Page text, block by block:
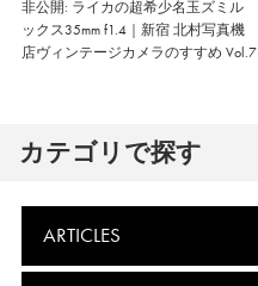
非公開: ライカの超希少名玉ズミル
ックス35mm f1.4｜新宿 北村写真機
店ヴィンテージカメラのすすめ Vol.7
カテゴリで探す
ARTICLES